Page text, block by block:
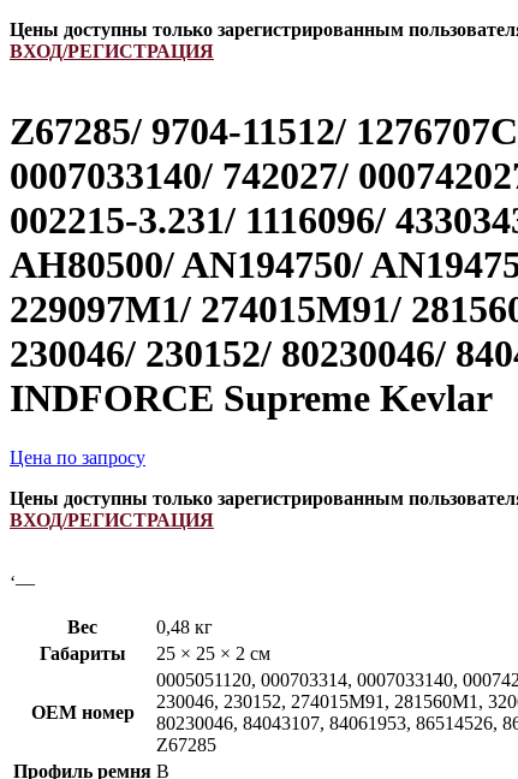
Цены доступны только зарегистрированным
ВХОД/РЕГИСТРАЦИЯ
Z67285/ 9704-11512/
0007033140/ 742027/
002215-3.231/ 1116096/
AH80500/ AN194750/
229097M1/ 274015M91/
230046/ 230152/ 80230046/
INDFORCE Supreme Kevlar
Цена по запросу
Цены доступны только зарегистрированным
ВХОД/РЕГИСТРАЦИЯ
‘—
Вес
0,48 кг
Габариты
25 × 25 × 2 см
OEM номер
0005051120, 000703314, 0007033140,
230046, 230152, 274015M91, 281560M1,
80230046, 84043107, 84061953, 86514526,
Z67285
Профиль ремня B